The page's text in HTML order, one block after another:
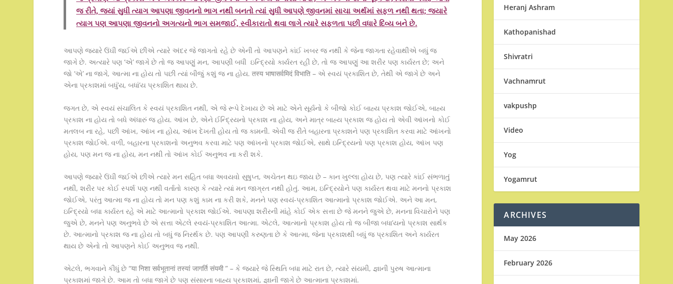
જ રીતે, જ્યાં સુધી ત્યાગ આપણા જીવનનો ભાગ નથી બનતો ત્યાં સુધી આપણે જીવનમાં સાચા અર્થમાં સફળ નથી થતા; જયારે
ત્યાગ પણ આપણા જીવનનો અગત્યનો ભાગ સમજાઈ, સ્વીકારાતો થવા લાગે ત્યારે સફળતા પછી વધારે દિવ્ય બને છે.
આપણે જ્યારે ઉંઘી જઈએ છીએ ત્યારે અંદર જે જાગતો રહે છે એની તો આપણને કાંઈ ખબર જ નથી કે જેના જાગતા રહેવાથીએ બધું જ
જાગે છે. અત્યારે પણ ‘એ’ જાગે છે તો જ આપણું મન, આપણી બધી ઇન્દ્રિયો કાર્યરત રહી છે, તો જ આપણું આ શરીર પણ કાર્યરત છે; અને
જો ‘એ’ ના જાગે, આત્મા ના હોય તો પછી ત્યાં બીજું કશું જ ના હોય. तस्य भाषासर्वमिदं विभाति – એ સ્વયં પ્રકાશિત છે, તેથી એ જાગે છે અને
એના પ્રકાશમાં બધું’ય, બધાં’ય પ્રકાશિત થાય છે.
જગત છે, એ સ્વયં સંચાલિત કે સ્વયં પ્રકાશિત નથી, એ જે રૂપે દેખાય છે એ માટે એને સૂર્યનો કે બીજો કોઈ બાહ્ય પ્રકાશ જોઈએ, બાહ્ય
પ્રકાશ ના હોય તો બધે અંધારું જ હોય. આંખ છે, એને ઈન્દ્રિયનો પ્રકાશ ના હોય, અને માત્ર બાહ્ય પ્રકાશ જ હોય તો એવી આંખનો કોઈ
મતલબ ના રહે, પછી આંખ, આંખ ના હોય, આંખ દેખતી હોય તો જ કામની. એવી જ રીતે બહારના પ્રકાશને પણ પ્રકાશિત કરવા માટે આંખનો
પ્રકાશ જોઈએ. વળી, બહારના પ્રકાશનો અનુભવ કરવા માટે પણ આંખનો પ્રકાશ જોઈએ, સાથે ઇન્દ્રિયનો પણ પ્રકાશ હોય, આંખ પણ
હોય, પણ મન જ ના હોય, મન નથી તો આંખ કોઈ અનુભવ ના કરી શકે.
આપણે જયારે ઉંઘી જઈએ છીએ ત્યારે મન સહિત બધા અવયવો સુષુપ્ત, અચેતન થઇ જાય છે – કાન ખુલ્લા હોય છે, પણ ત્યારે કાંઈ સંભળાતું
નથી, શરીર પર કોઈ સ્પર્શ પણ નથી વર્તાતો કારણ કે ત્યારે ત્યાં મન જાગ્રત નથી હોતું. આમ, ઇન્દ્રિયોને પણ કાર્યરત થવા માટે મનનો પ્રકાશ
જોઈએ, પરંતુ આત્મા જ ના હોય તો મન પણ કશું કામ ના કરી શકે, મનને પણ સ્વયં-પ્રકાશિત આત્માનો પ્રકાશ જોઈએ. અને આ મન,
ઇન્દ્રિયો બધા કાર્યરત રહે એ માટે આત્માનો પ્રકાશ જોઈએ. આપણા શરીરની માંહે કોઈ એક સત્તા છે જે મનને જુએ છે, મનના વિચારોને પણ
જુએ છે, મનને પણ અનુભવે છે એ સત્તા એટલે સ્વયં-પ્રકાશિત આત્મા. એટલે, આત્માનો પ્રકાશ હોય તો જ બીજા બધા’યનો પ્રકાશ સાર્થક
છે. આત્માનો પ્રકાશ જ ના હોય તો બધું જ નિરર્થક છે. પણ આપણી કરુણતા છે કે આત્મા, જેના પ્રકાશથી બધું જ પ્રકાશિત અને કાર્યરત
થાય છે એનો તો આપણને કોઈ અનુભવ જ નથી.
એટલે, ભગવાને કીધું છે “या निशा सर्वभूतानां तस्यां जागर्ति संयमी ” – કે જયારે જે સ્થિતિ બધા માટે રાત છે, ત્યારે સંયમી, જ્ઞાની પુરુષ આત્માના
પ્રકાશમાં જાગે છે. આમ તો બધા જાગે છે પણ સંસારના બાહ્ય પ્રકાશમાં, જ્ઞાની જાગે છે આત્માના પ્રકાશમાં.
Heranj Ashram
Kathopanishad
Shivratri
Vachnamrut
vakpushp
Video
Yog
Yogamrut
ARCHIVES
May 2026
February 2026